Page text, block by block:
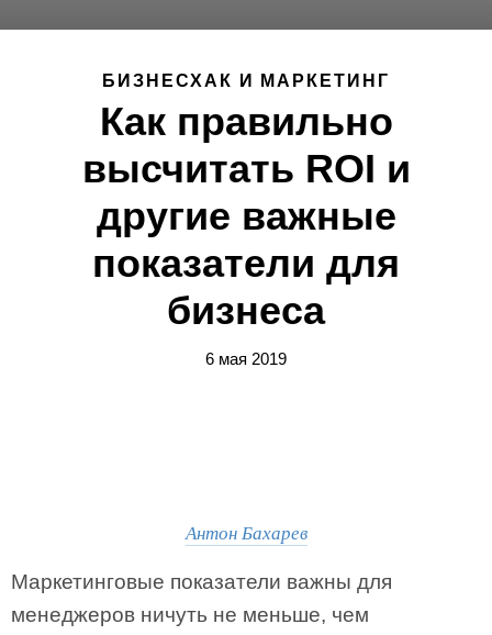
БИЗНЕСХАК И МАРКЕТИНГ
Как правильно
высчитать ROI и
другие важные
показатели для
бизнеса
6 мая 2019
Антон Бахарев
Маркетинговые показатели важны для
менеджеров ничуть не меньше, чем